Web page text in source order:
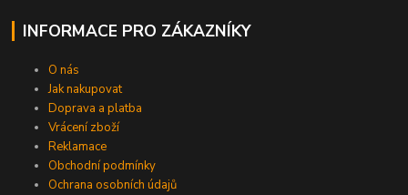
INFORMACE PRO ZÁKAZNÍKY
O nás
Jak nakupovat
Doprava a platba
Vrácení zboží
Reklamace
Obchodní podmínky
Ochrana osobních údajů